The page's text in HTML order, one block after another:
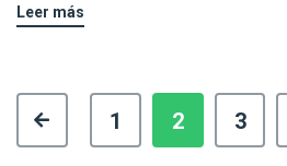
Leer más
1 2 3